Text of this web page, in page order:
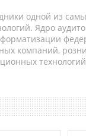
одной из
Ядро
компаний,
технологий